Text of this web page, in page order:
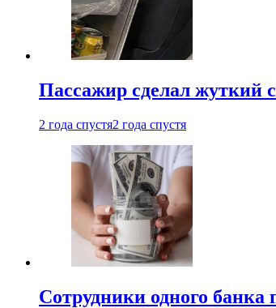
Пассажир сделал жуткий
2 года спустя2 года спустя
Сотрудники одного